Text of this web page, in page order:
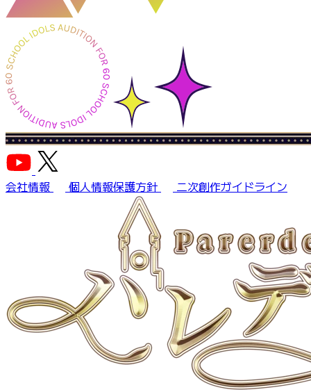
会社情報 個人情報保護方針 二次創作ガイドライン